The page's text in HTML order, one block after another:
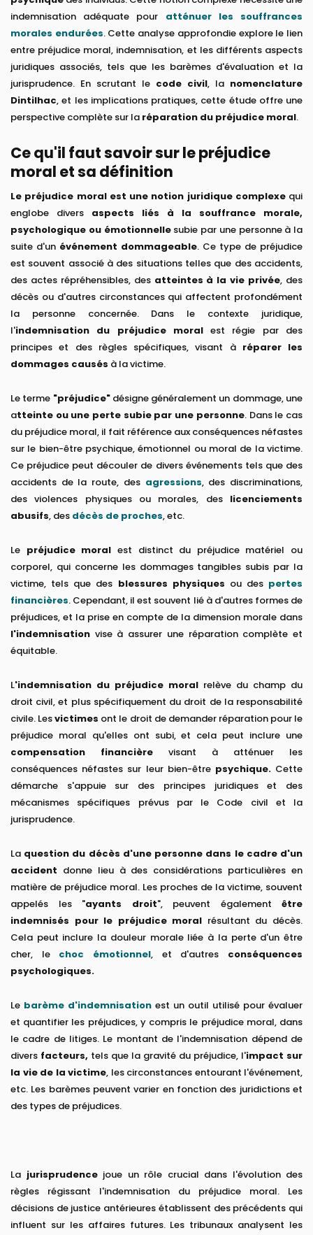
indemnisation adéquate pour atténuer les souffrances
morales endurées. Cette analyse approfondie explore le lien
entre préjudice moral, indemnisation, et les différents aspects
juridiques associés, tels que les barèmes d'évaluation et la
jurisprudence. En scrutant le code civil, la nomenclature
Dintilhac, et les implications pratiques, cette étude offre une
perspective complète sur la réparation du préjudice moral.
Ce qu'il faut savoir sur le préjudice
moral et sa définition
Le préjudice moral est une notion juridique complexequi
englobe divers aspects liés à la souffrance morale,
psychologique ou émotionnellesubie par une personne à la
suite d'un événement dommageable. Ce type de préjudice
est souvent associé à des situations telles que des accidents,
des actes répréhensibles, des atteintes à la vie privée, des
décès ou d'autres circonstances qui affectent profondément
la personne concernée. Dans le contexte juridique,
l'indemnisation du préjudice moralest régie par des
principes et des règles spécifiques, visant à réparer les
dommages causés à la victime.
Le terme "préjudice"désigne généralement un dommage, une
atteinte ou une perte subie par une personne. Dans le cas
du préjudice moral, il fait référence aux conséquences néfastes
sur le bien-être psychique, émotionnel ou moral de la victime.
Ce préjudice peut découler de divers événements tels que des
accidents de la route, des agressions, des discriminations,
des violences physiques ou morales, des licenciements
abusifs, des décès de proches, etc.
Le préjudice moral est distinct du préjudice matériel ou
corporel, qui concerne les dommages tangibles subis par la
victime, tels que des blessures physiques ou des pertes
financières. Cependant, il est souvent lié à d'autres formes de
préjudices, et la prise en compte de la dimension morale dans
l'indemnisation vise à assurer une réparation complète et
équitable.
L'indemnisation du préjudice moral relève du champ du
droit civil, et plus spécifiquement du droit de la responsabilité
civile. Lesvictimes ont le droit de demander réparation pour le
préjudice moral qu'elles ont subi, et cela peut inclure une
compensation financière visant à atténuer les
conséquences néfastes sur leur bien-être psychique.Cette
démarche s'appuie sur des principes juridiques et des
mécanismes spécifiques prévus par le Code civil et la
jurisprudence.
La question du décès d'une personne dans le cadre d'un
accident donne lieu à des considérations particulières en
matière de préjudice moral. Les proches de la victime, souvent
appelés les "ayants droit", peuvent également être
indemnisés pour le préjudice moral résultant du décès.
Cela peut inclure la douleur morale liée à la perte d'un être
cher, le choc émotionnel, et d'autres conséquences
psychologiques.
Le barème d'indemnisation est un outil utilisé pour évaluer
et quantifier les préjudices, y compris le préjudice moral, dans
le cadre de litiges. Le montant de l'indemnisation dépend de
divers facteurs, tels que la gravité du préjudice, l'impact sur
la vie de la victime, les circonstances entourant l'événement,
etc. Les barèmes peuvent varier en fonction des juridictions et
des types de préjudices.
La jurisprudencejoue un rôle crucial dans l'évolution des
règles régissant l'indemnisation du préjudice moral. Les
décisions de justice antérieures établissent des précédents qui
influent sur les affaires futures. Les tribunaux analysent les